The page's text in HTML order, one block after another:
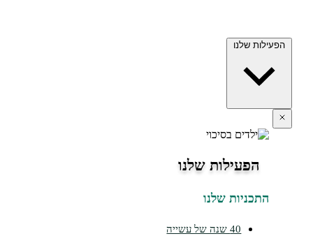
הפעילות שלנו
הפעילות שלנו
התכניות שלנו